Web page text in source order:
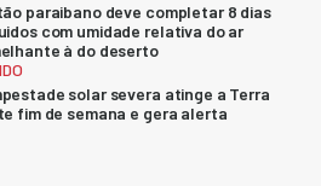
paraibano deve completar 8 dias
com umidade relativa do ar
à do deserto
solar severa atinge a Terra
fim de semana e gera alerta